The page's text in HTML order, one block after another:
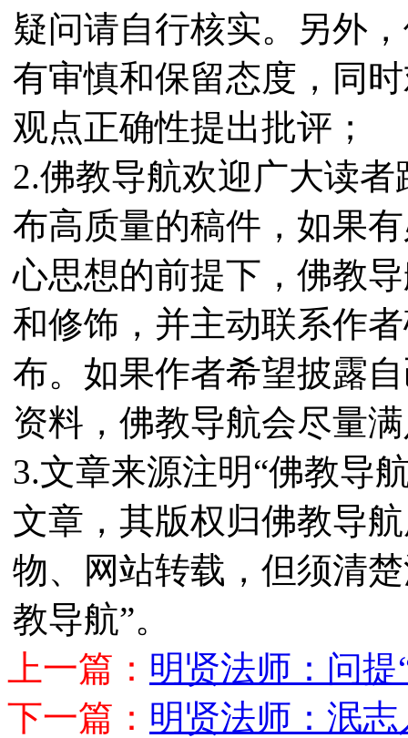
疑问请自行核实。另外
有审慎和保留态度，同
观点正确性提出批评；
2.佛教导航欢迎广大读
布高质量的稿件，如果
心思想的前提下，佛教
和修饰，并主动联系作
布。如果作者希望披露
资料，佛教导航会尽量
3.文章来源注明“佛教导
文章，其版权归佛教导
物、网站转载，但须清
教导航”。
上一篇： 明贤法师：问提
下一篇： 明贤法师：泯